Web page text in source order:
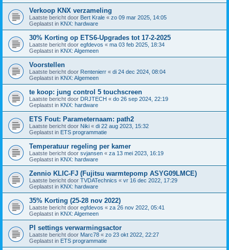
Verkoop KNX verzameling
Laatste bericht door Bert Krale « zo 09 mar 2025, 14:05
Geplaatst in KNX: hardware
30% Korting op ETS6-Upgrades tot 17-2-2025
Laatste bericht door egfdevos « ma 03 feb 2025, 18:34
Geplaatst in KNX: Algemeen
Voorstellen
Laatste bericht door Rentenierr « di 24 dec 2024, 08:04
Geplaatst in KNX: Algemeen
te koop: jung control 5 touchscreen
Laatste bericht door DRJTECH « do 26 sep 2024, 22:19
Geplaatst in KNX: hardware
ETS Fout: Parameternaam: path2
Laatste bericht door Niki « di 22 aug 2023, 15:32
Geplaatst in ETS programmatie
Temperatuur regeling per kamer
Laatste bericht door svjansen « za 13 mei 2023, 16:19
Geplaatst in KNX: hardware
Zennio KLIC-FJ (Fujitsu warmtepomp ASYG09LMCE)
Laatste bericht door TVDATechnics « vr 16 dec 2022, 17:29
Geplaatst in KNX: hardware
35% Korting (25-28 nov 2022)
Laatste bericht door egfdevos « za 26 nov 2022, 05:41
Geplaatst in KNX: Algemeen
PI settings verwarmingsactor
Laatste bericht door Marc78 « zo 23 okt 2022, 22:27
Geplaatst in ETS programmatie